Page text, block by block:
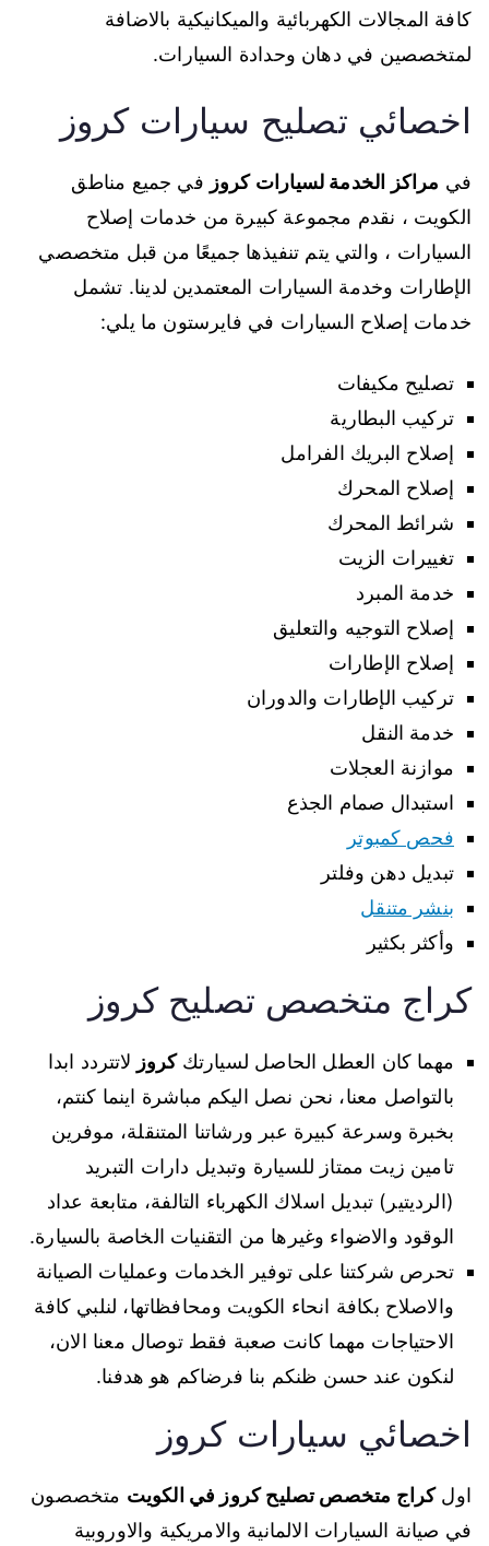
كافة المجالات الكهربائية والميكانيكية بالاضافة
لمتخصصين في دهان وحدادة السيارات.
اخصائي تصليح سيارات كروز
في مراكز الخدمة لسيارات كروز في جميع مناطق
الكويت ، نقدم مجموعة كبيرة من خدمات إصلاح
السيارات ، والتي يتم تنفيذها جميعًا من قبل متخصصي
الإطارات وخدمة السيارات المعتمدين لدينا. تشمل
خدمات إصلاح السيارات في فايرستون ما يلي:
تصليح مكيفات
تركيب البطارية
إصلاح البريك الفرامل
إصلاح المحرك
شرائط المحرك
تغييرات الزيت
خدمة المبرد
إصلاح التوجيه والتعليق
إصلاح الإطارات
تركيب الإطارات والدوران
خدمة النقل
موازنة العجلات
استبدال صمام الجذع
فحص كمبوتر
تبديل دهن وفلتر
بنشر متنقل
وأكثر بكثير
كراج متخصص تصليح كروز
مهما كان العطل الحاصل لسيارتك كروز لاتتردد ابدا
بالتواصل معنا، نحن نصل اليكم مباشرة اينما كنتم،
بخبرة وسرعة كبيرة عبر ورشاتنا المتنقلة، موفرين
تامين زيت ممتاز للسيارة وتبديل دارات التبريد
(الرديتير) تبديل اسلاك الكهرباء التالفة، متابعة عداد
الوقود والاضواء وغيرها من التقنيات الخاصة بالسيارة.
تحرص شركتنا على توفير الخدمات وعمليات الصيانة
والاصلاح بكافة انحاء الكويت ومحافظاتها، لنلبي كافة
الاحتياجات مهما كانت صعبة فقط توصال معنا الان،
لنكون عند حسن ظنكم بنا فرضاكم هو هدفنا.
اخصائي سيارات كروز
اولكراج متخصص تصليح كروز في الكويت متخصصون
في صيانة السيارات الالمانية والامريكية والاوروبية